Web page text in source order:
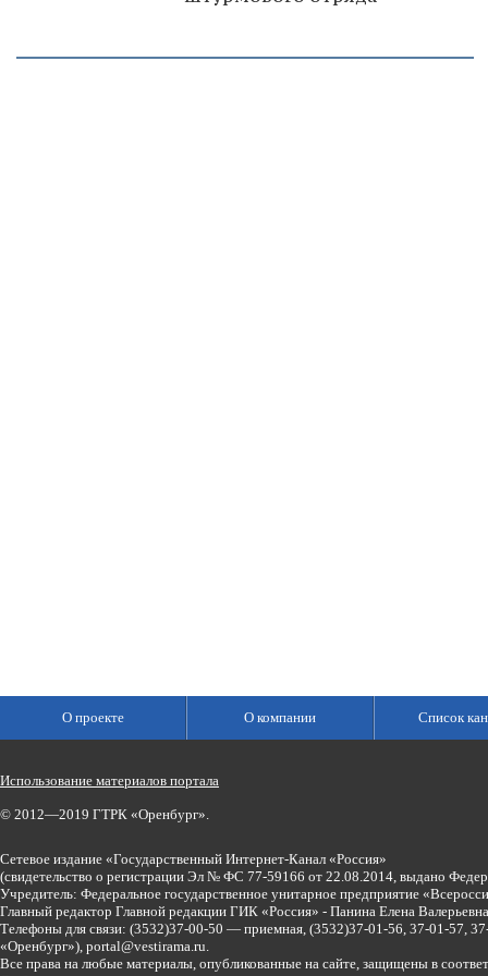
О проекте О компании Список
Использование материалов портала
© 2012—2019 ГТРК «Оренбург».
Сетевое издание «Государственный Интернет-Канал «Россия»
(свидетельство о регистрации Эл № ФС 77-59166 от 22.08.2014, выдано
Учредитель: Федеральное государственное унитарное предприятие
Главный редактор Главной редакции ГИК «Россия» - Панина Елена
Телефоны для связи: (3532)37-00-50 — приемная, (3532)37-01-56, 37-01-57,
«Оренбург»), portal@vestirama.ru.
Все права на любые материалы, опубликованные на сайте, защищены в